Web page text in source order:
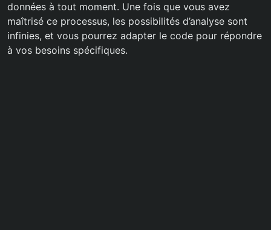
données à tout moment. Une fois que vous avez
maîtrisé ce processus, les possibilités d’analyse sont
infinies, et vous pourrez adapter le code pour répondre
à vos besoins spécifiques.